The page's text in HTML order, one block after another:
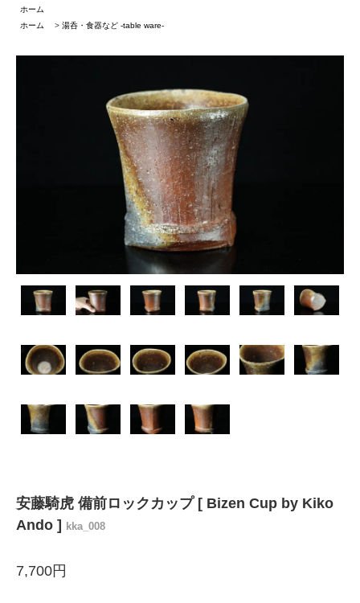
ホーム
ホーム
> 湯呑・食器など -table ware-
安藤騎虎 備前ロックカップ [ Bizen Cup by Kiko
Ando ] kka_008
7,700円